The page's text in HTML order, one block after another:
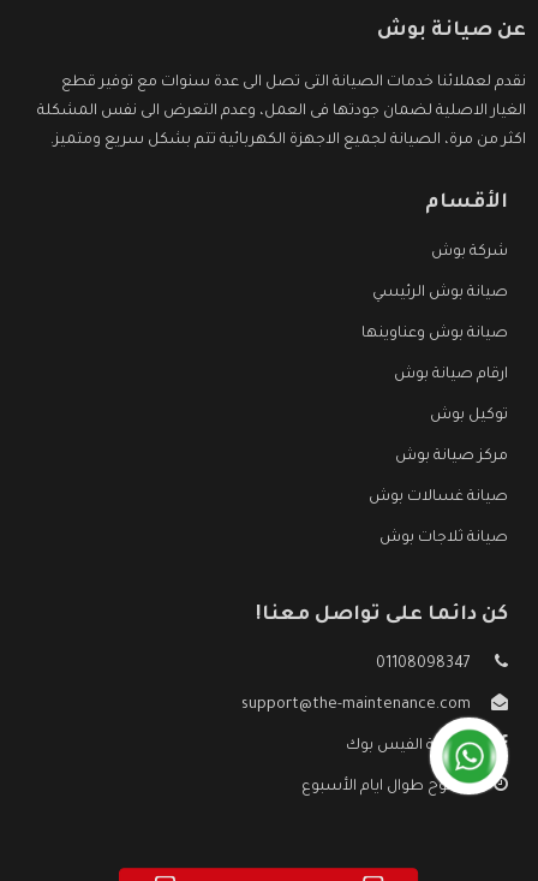
عن صيانة بوش
نقدم لعملائنا خدمات الصيانة التى تصل الى عدة سنوات مع توفير قطع
الغيار الاصلية لضمان جودتها فى العمل، وعدم التعرض الى نفس المشكلة
اكثر من مرة، الصيانة لجميع الاجهزة الكهربائية تتم بشكل سريع ومتميز.
الأقسام
شركة بوش
صيانة بوش الرئيسي
صيانة بوش وعناوينها
ارقام صيانة بوش
توكيل بوش
مركز صيانة بوش
صيانة غسالات بوش
صيانة ثلاجات بوش
كن دائما على تواصل معنا!
01108098347
support@the-maintenance.com
صفحة الفيس بوك
مفتوح طوال ايام الأسبوع